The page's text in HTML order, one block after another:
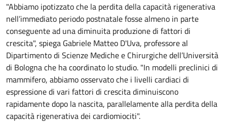
"Abbiamo ipotizzato che la perdita della capacità rigenerativa
nell’immediato periodo postnatale fosse almeno in parte
conseguente ad una diminuita produzione di fattori di
crescita", spiega Gabriele Matteo D'Uva, professore al
Dipartimento di Scienze Mediche e Chirurgiche dell’Università
di Bologna che ha coordinato lo studio. "In modelli preclinici di
mammifero, abbiamo osservato che i livelli cardiaci di
espressione di vari fattori di crescita diminuiscono
rapidamente dopo la nascita, parallelamente alla perdita della
capacità rigenerativa dei cardiomiociti".